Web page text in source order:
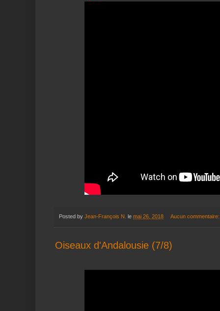
Posted by Jean-François N. le mai 26, 2018 Aucun
Oiseaux d'Andalousie (7/8)